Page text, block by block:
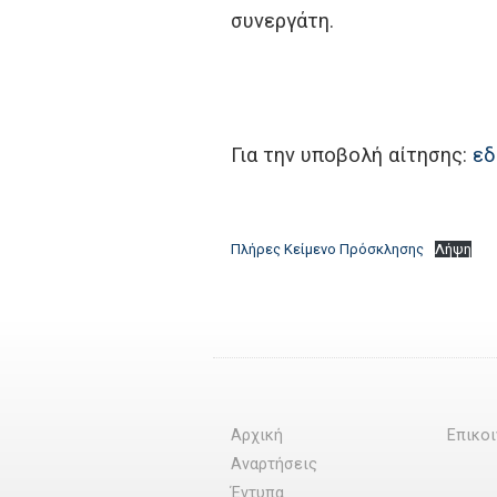
συνεργάτη.
Για την υποβολή αίτησης:
Πλήρες Κείμενο Πρόσκλησης Λήψη
Αρχική
Αναρτήσεις
Έντυπα